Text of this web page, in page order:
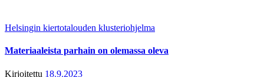
Helsingin kiertotalouden klusteriohjelma
Materiaaleista parhain on olemassa oleva
Kirjoitettu 18.9.2023